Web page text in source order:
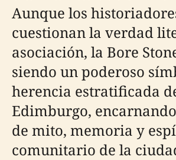
Aunque los
cuestionan la verdad
asociación, la Bore
siendo un poderoso
herencia estratificada
Edimburgo,
de mito, memoria y
comunitario de la